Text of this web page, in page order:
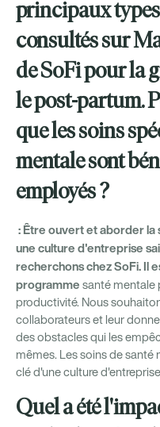
principaux
consultés sur
de SoFi pour la
le post-partum.
que les soins
mentale sont
employés ?
: Être ouvert et aborder la
une culture d'entreprise
recherchons chez SoFi. Il
programme santé mentale
productivité. Nous
collaborateurs et leur
des obstacles qui les
mêmes. Les soins de
clé d'une culture
Quel a été